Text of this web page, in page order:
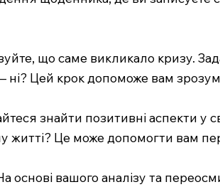
що саме викликало кризу.
Цей крок допоможе вам
знайти позитивні аспекти у
Це може допомогти вам
вашого аналізу та